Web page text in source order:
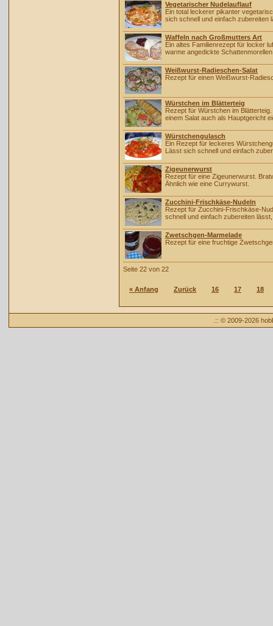
Vegetarischer Nudelauflauf
Ein total leckerer pikanter
sich schnell und einfach zubereiten
Waffeln nach Großmutters Art
Ein altes Familienrezept für locker
warme angedickte
Weißwurst-Radieschen-Salat
Rezept für einen Weißwurst-
Würstchen im Blätterteig
Rezept für Würstchen im
einem Salat auch als Hauptgericht
Würstchengulasch
Ein Rezept für leckeres
Lässt sich schnell und einfach
Zigeunerwurst
Rezept für eine Zigeunerwurst.
Ähnlich wie eine Currywurst.
Zucchini-Frischkäse-Nudeln
Rezept für Zucchini-Frischkäse-
schnell und einfach zubereiten
Zwetschgen-Marmelade
Rezept für eine fruchtige
Seite 22 von 22
« Anfang Zurück 16 17 18
.:: © 2009-2026